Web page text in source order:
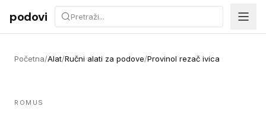
Preskoči na sadržaj
podovi
Početna/Alat/Ručni alati za podove/Provinol rezač ivica
ROMUS